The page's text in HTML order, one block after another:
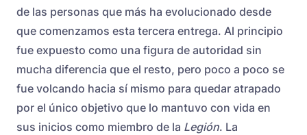
de las personas que más ha evolucionado desde
que comenzamos esta tercera entrega. Al principio
fue expuesto como una figura de autoridad sin
mucha diferencia que el resto, pero poco a poco se
fue volcando hacia sí mismo para quedar atrapado
por el único objetivo que lo mantuvo con vida en
sus inicios como miembro de la Legión. La